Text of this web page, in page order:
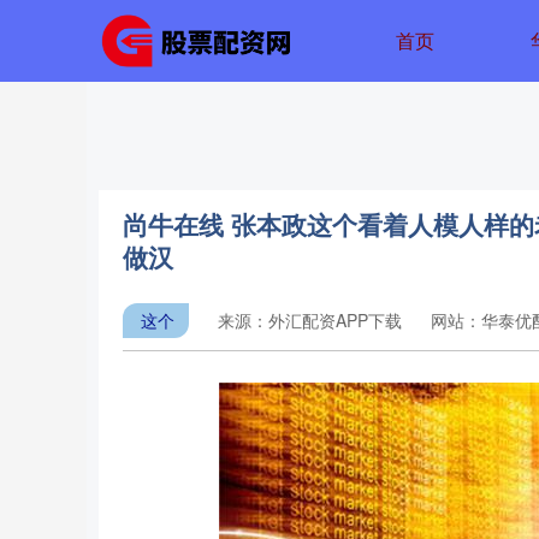
首页
尚牛在线 张本政这个看着人模人样
做汉
这个 来源：外汇配资APP下载 网站：华泰优